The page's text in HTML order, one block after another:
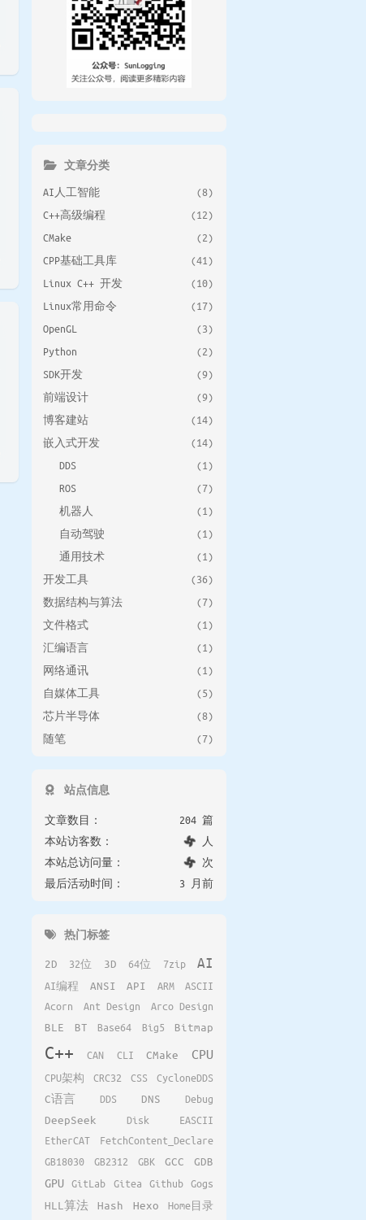
文章分类
AI人工智能
(8)
C++高级编程
(12)
CMake
(2)
CPP基础工具库
(41)
Linux C++ 开发
(10)
Linux常用命令
(17)
OpenGL
(3)
Python
(2)
SDK开发
(9)
前端设计
(9)
博客建站
(14)
嵌入式开发
(14)
DDS
(1)
ROS
(7)
机器人
(1)
自动驾驶
(1)
通用技术
(1)
开发工具
(36)
数据结构与算法
(7)
文件格式
(1)
汇编语言
(1)
网络通讯
(1)
自媒体工具
(5)
芯片半导体
(8)
随笔
(7)
站点信息
文章数目：
204 篇
本站访客数：
人
本站总访问量：
次
最后活动时间：
3 月前
热门标签
2D 32位 3D 64位 7zip AI
AI编程 ANSI API ARM
ASCII
Acorn
Ant Design
Arco Design
BLE
BT Base64 Big5 Bitmap
C++ CAN CLI CMake CPU
CPU架构 CRC32 CSS
CycloneDDS
C语言
DDS DNS
Debug
DeepSeek
Disk
EASCII
EtherCAT
FetchContent_Declare
GB18030
GB2312 GBK GCC GDB
GPU GitLab Gitea Github Gogs
HLL算法
Hash Hexo
Home目录